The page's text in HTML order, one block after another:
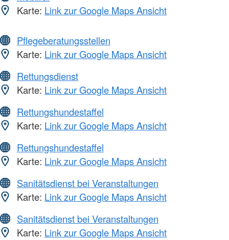
Karte: Link zur Google Maps Ansicht
Pflegeberatungsstellen
Karte: Link zur Google Maps Ansicht
Rettungsdienst
Karte: Link zur Google Maps Ansicht
Rettungshundestaffel
Karte: Link zur Google Maps Ansicht
Rettungshundestaffel
Karte: Link zur Google Maps Ansicht
Sanitätsdienst bei Veranstaltungen
Karte: Link zur Google Maps Ansicht
Sanitätsdienst bei Veranstaltungen
Karte: Link zur Google Maps Ansicht